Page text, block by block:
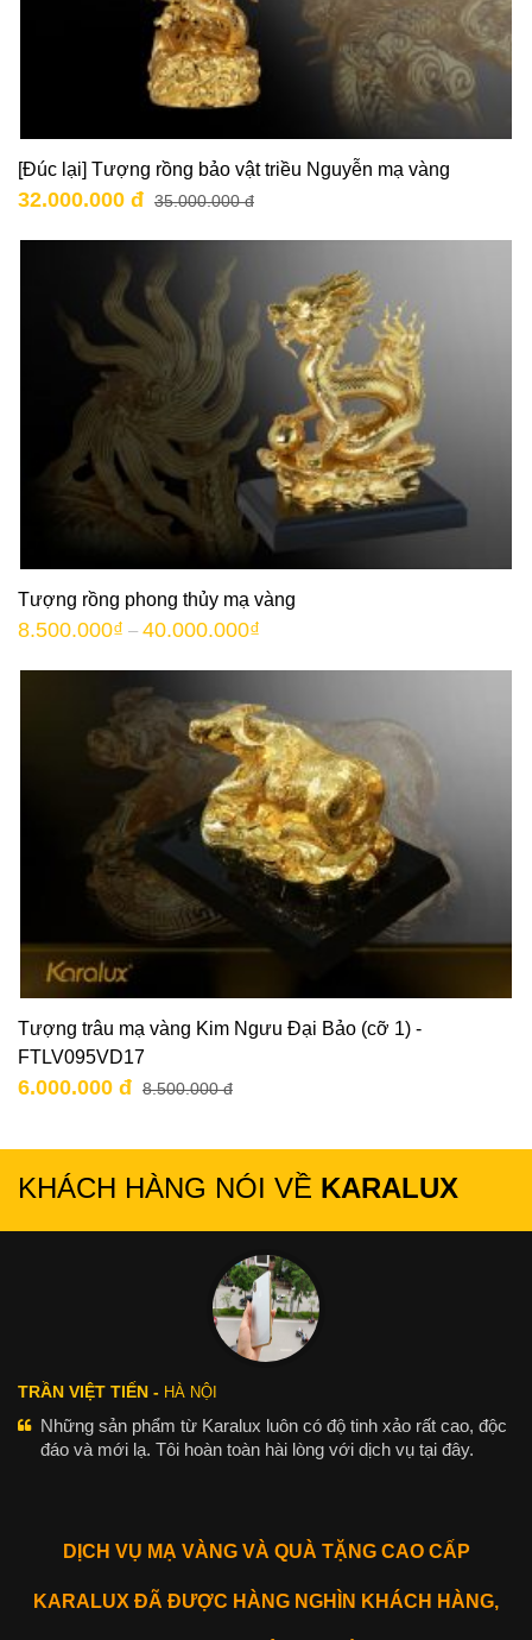
[Đúc lại] Tượng rồng bảo vật triều Nguyễn mạ vàng
32.000.000 đ 35.000.000 đ
Tượng rồng phong thủy mạ vàng
8.500.000₫ – 40.000.000₫
Tượng trâu mạ vàng Kim Ngưu Đại Bảo (cỡ 1) -
FTLV095VD17
6.000.000 đ 8.500.000 đ
KHÁCH HÀNG NÓI VỀ KARALUX
TRẦN VIỆT TIẾN - HÀ NỘI
Những sản phẩm từ Karalux luôn có độ tinh xảo rất cao, độc
đáo và mới lạ. Tôi hoàn toàn hài lòng với dịch vụ tại đây.
DỊCH VỤ MẠ VÀNG VÀ QUÀ TẶNG CAO CẤP
KARALUX ĐÃ ĐƯỢC HÀNG NGHÌN KHÁCH HÀNG,